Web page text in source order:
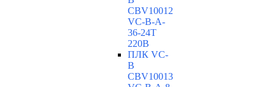
CBV10012
VC-В-A-
36-24T
220В
ПЛК VC-
B
CBV10013